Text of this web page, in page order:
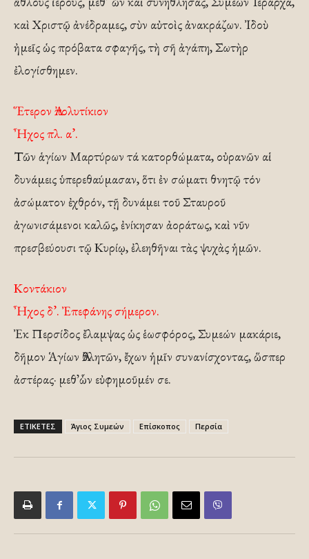
καὶ Χριστῷ ἀνέδραμες, σὺν αὐτοὶς ἀνακράζων. Ἰδοὺ
ἠμεῖς ὡς πρόβατα σφαγῆς, τὴ σῆ ἀγάπη, Σωτὴρ
ἐλογίσθημεν.
Ἕτερον Ἀπολυτίκιον
Ἦχος πλ. α’.
Τῶν ἁγίων Μαρτύρων τά κατορθώματα, οὐρανῶν αἱ
δυνάμεις ὑπερεθαύμασαν, ὅτι ἐν σώματι θνητῷ τόν
ἀσώματον ἐχθρόν, τῇ δυνάμει τοῦ Σταυροῦ
ἀγωνισάμενοι καλῶς, ἐνίκησαν ἀοράτως, καὶ νῦν
πρεσβεύουσι τῷ Κυρίῳ, ἐλεηθῆναι τὰς ψυχὰς ἡμῶν.
Κοντάκιον
Ἦχος δ’. Ἐπεφάνης σήμερον.
Ἐκ Περσίδος ἔλαμψας ὡς ἑωσφόρος, Συμεών μακάριε,
δῆμον Ἁγίων Ἀθλητῶν, ἔχων ἡμῖν συνανίσχοντας, ὥσπερ
ἀστέρας· μεθ᾽ὧν εὐφημοῦμέν σε.
ΕΤΙΚΕΤΕΣ Άγιος Συμεών Επίσκοπος Περσία